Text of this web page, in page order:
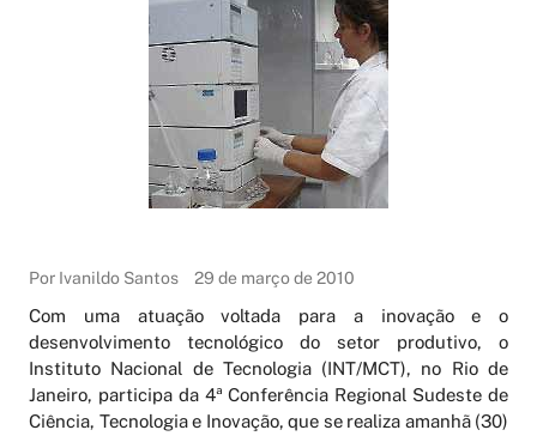
Por Ivanildo Santos 29 de março de 2010
Com uma atuação voltada para a inovação e o
desenvolvimento tecnológico do setor produtivo, o
Instituto Nacional de Tecnologia (INT/MCT), no Rio de
Janeiro, participa da 4ª Conferência Regional Sudeste de
Ciência, Tecnologia e Inovação, que se realiza amanhã (30)